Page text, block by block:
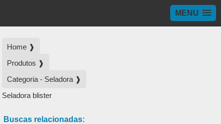
MENU
Home ❱
Produtos ❱
Categoria - Seladora ❱
Seladora blister
Buscas relacionadas: